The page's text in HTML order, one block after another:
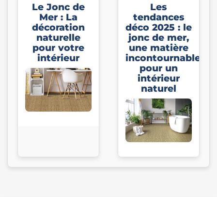
Le Jonc de
Mer : La
décoration
naturelle
pour votre
intérieur
Les
tendances
déco 2025 : le
jonc de mer,
une matière
incontournable
pour un
intérieur
naturel